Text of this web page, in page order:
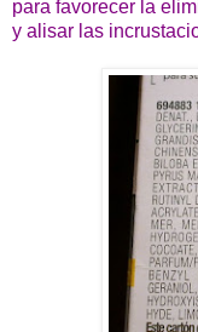
para favorecer la
y alisar las